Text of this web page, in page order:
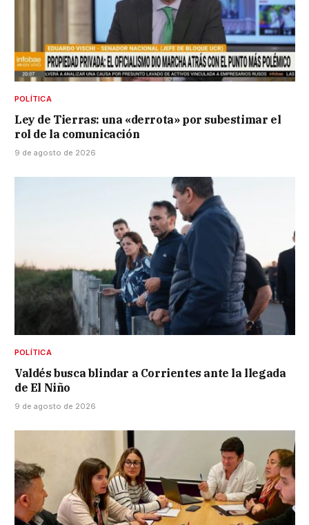
POLÍTICA
Ley de Tierras: una «derrota» por subestimar el
rol de la comunicación
9 de agosto de 2026
POLÍTICA
Valdés busca blindar a Corrientes ante la llegada
de El Niño
9 de agosto de 2026